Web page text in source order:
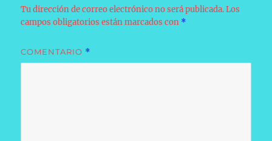
Tu dirección de correo electrónico no será publicada. Los
campos obligatorios están marcados con *
COMENTARIO *